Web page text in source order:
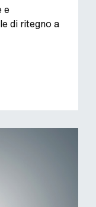
e
di ritegno a